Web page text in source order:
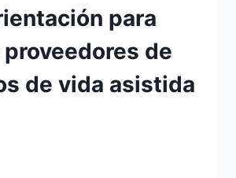
para
de
de vida asistida